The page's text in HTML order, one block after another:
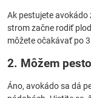
Ak pestujete avokádo
strom začne rodiť
môžete očakávať po
2. Môžem
Áno, avokádo sa dá